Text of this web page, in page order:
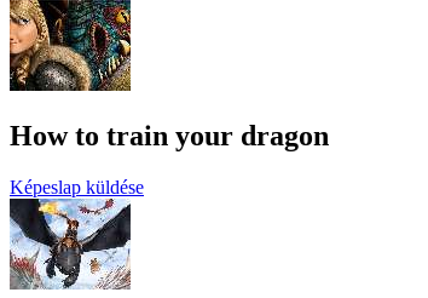
How to train your dragon
Képeslap küldése